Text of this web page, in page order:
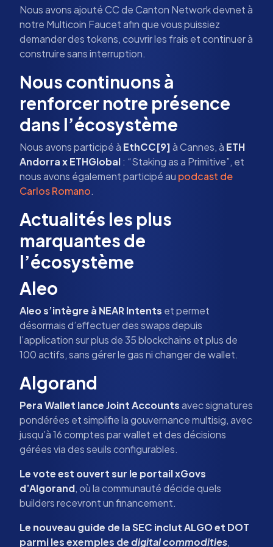
Nous avons ajouté CC de Canton Network devnet à
notre Multicoin Faucet afin que vous puissiez
demander des tokens, couvrir les frais et continuer à
construire sans interruption.
Nous continuons à
renforcer notre présence
dans l’écosystème
Nous avons participé à EthCC[9]à Cannes, à ETH
Andorra x ETHGlobal: “Staking as a Primitive”, et
nous avons également participé au podcast de
Carlos Romano.
Actualités les plus
marquantes de
l’écosystème
Aleo
Aleo s’intègre à NEAR Intents et permet
désormais d’effectuer des swaps depuis
l’application sur plus de 35 blockchains et plus de
100 actifs, sans gérer le gas ni changer de wallet.
Algorand
Pera Wallet lance Joint Accountsavec signatures
pondérées et simplifie la gouvernance multisig, avec
jusqu’à 16 comptes par wallet et des décisions
gérées via des seuils configurables.
Le vote est ouvert sur le portail xGovs
d’Algorand, où la communauté décide quels
builders recevront un financement.
Le nouveau guide de la SEC inclut ALGO et DOT
parmi les exemples dedigital commodities,